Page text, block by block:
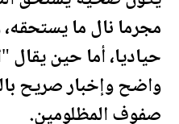
مجرما نال ما
حياديا، أما حين
واضح وإخبار صريح
صفوف المظلومين.